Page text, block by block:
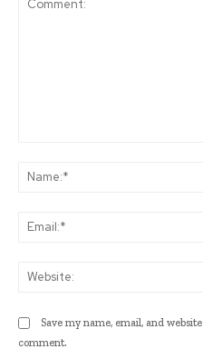
Save my name, email, and
comment.